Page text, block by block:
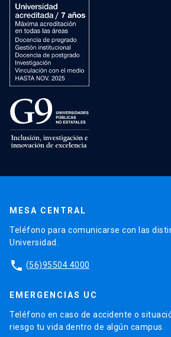
MESA CENTRAL
Teléfono para comunicarse con las
Universidad.
phone (56)95504 4000
EMERGENCIAS UC
Teléfono en caso de accidente o
riesgo tu vida dentro de algún campus.